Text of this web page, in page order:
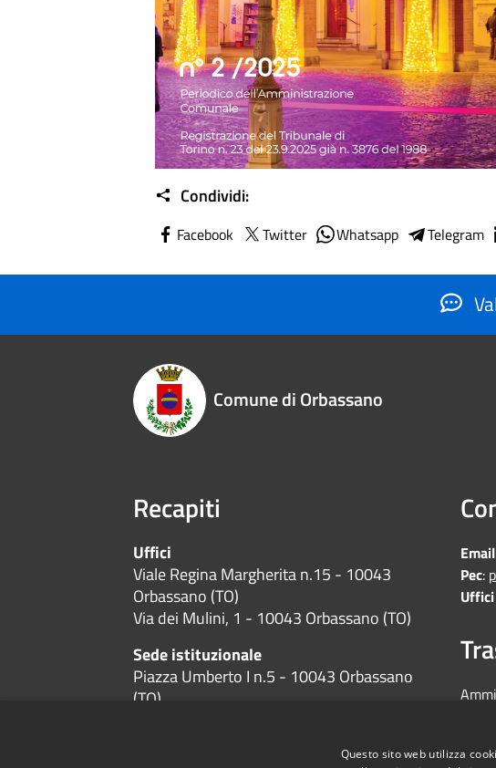
Condividi:
Facebook Twitter Whatsapp Telegram
Comune di Orbassano
Recapiti
Uffici
Viale Regina Margherita n.15 - 10043
Orbassano (TO)
Via dei Mulini, 1 - 10043 Orbassano (TO)
Sede istituzionale
Piazza Umberto I n.5 - 10043 Orbassano
(TO)
Email
Pec:
Questo sito web utilizza